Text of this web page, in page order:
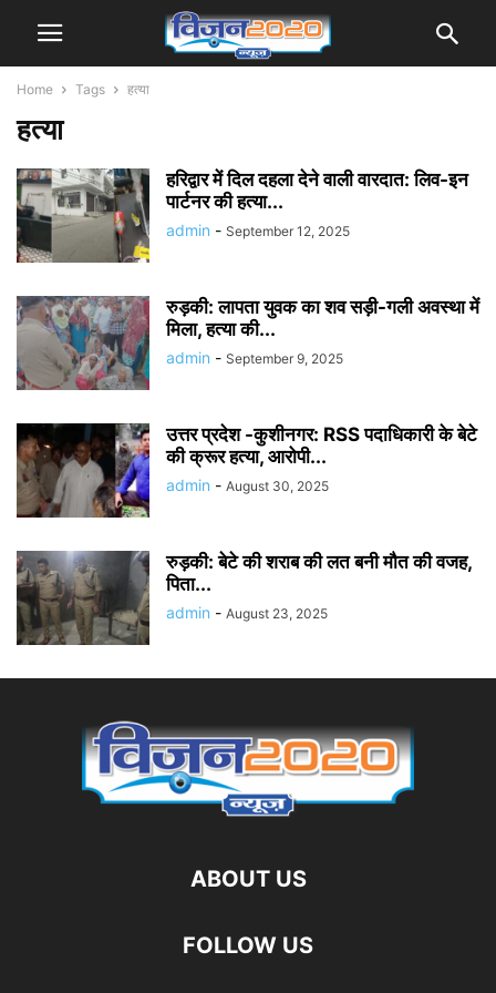
Home Tags हत्या
हत्या
हरिद्वार में दिल दहला देने वाली वारदात: लिव-इन
पार्टनर की हत्या...
admin - September 12, 2025
रुड़की: लापता युवक का शव सड़ी-गली अवस्था में
मिला, हत्या की...
admin - September 9, 2025
उत्तर प्रदेश -कुशीनगर: RSS पदाधिकारी के बेटे
की क्रूर हत्या, आरोपी...
admin - August 30, 2025
रुड़की: बेटे की शराब की लत बनी मौत की वजह,
पिता...
admin - August 23, 2025
ABOUT US
FOLLOW US